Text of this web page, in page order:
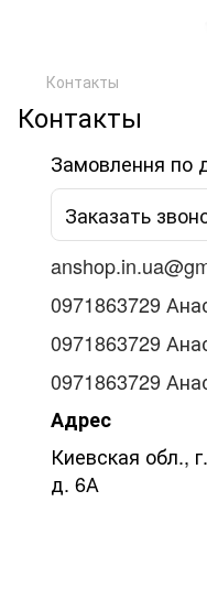
Контакты
Контакты
Замовлення по
Заказать
0971863729
0971863729
0971863729
Адрес
Киевская обл.,
д. 6А